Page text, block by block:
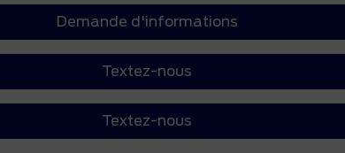
Demande d'informations
Textez-nous
Textez-nous